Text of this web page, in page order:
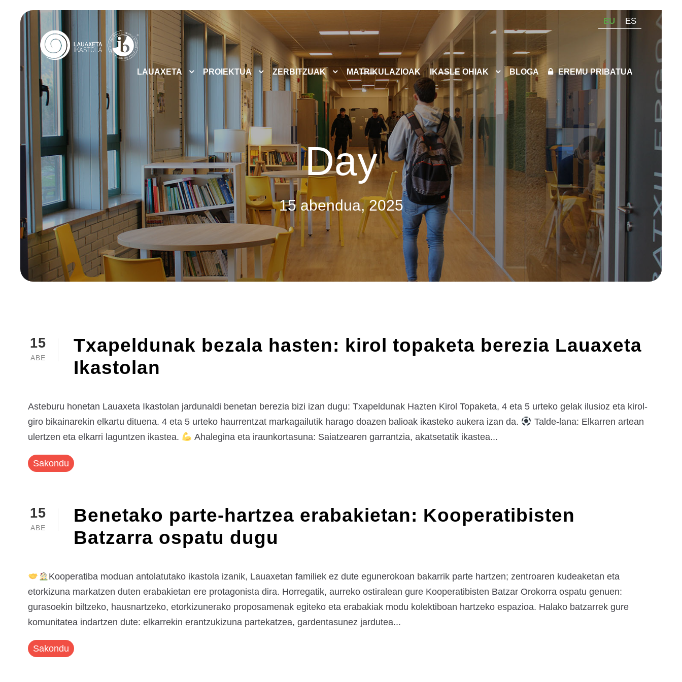
EU ES
LAUAXETA PROIEKTUA ZERBITZUAK MATRIKULAZIOAK IKASLE OHIAK BLOGA EREMU PRIBATUA
Day
15 abendua, 2025
15
ABE
Txapeldunak bezala hasten: kirol topaketa berezia Lauaxeta
Ikastolan
Asteburu honetan Lauaxeta Ikastolan jardunaldi benetan berezia bizi izan dugu: Txapeldunak Hazten Kirol Topaketa, 4 eta 5 urteko gelak ilusioz eta kirol-
giro bikainarekin elkartu dituena. 4 eta 5 urteko haurrentzat markagailutik harago doazen balioak ikasteko aukera izan da.
Talde-lana: Elkarren artean
ulertzen eta elkarri laguntzen ikastea.
Ahalegina eta iraunkortasuna: Saiatzearen garrantzia, akatsetatik ikastea...
Sakondu
15
ABE
Benetako parte-hartzea erabakietan: Kooperatibisten
Batzarra ospatu dugu
Kooperatiba moduan antolatutako ikastola izanik, Lauaxetan familiek ez dute egunerokoan bakarrik parte hartzen; zentroaren kudeaketan eta
etorkizuna markatzen duten erabakietan ere protagonista dira. Horregatik, aurreko ostiralean gure Kooperatibisten Batzar Orokorra ospatu genuen:
gurasoekin biltzeko, hausnartzeko, etorkizunerako proposamenak egiteko eta erabakiak modu kolektiboan hartzeko espazioa. Halako batzarrek gure
komunitatea indartzen dute: elkarrekin erantzukizuna partekatzea, gardentasunez jardutea...
Sakondu